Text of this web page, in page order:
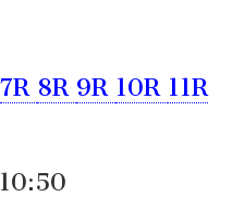
7R 8R 9R 10R 11R